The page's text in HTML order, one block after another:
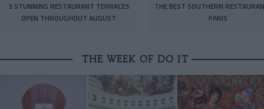
3 STUNNING RESTAURANT TERRACES
OPEN THROUGHOUT AUGUST
THE BEST SOUTHERN
PARIS
THE WEEK OF DO IT